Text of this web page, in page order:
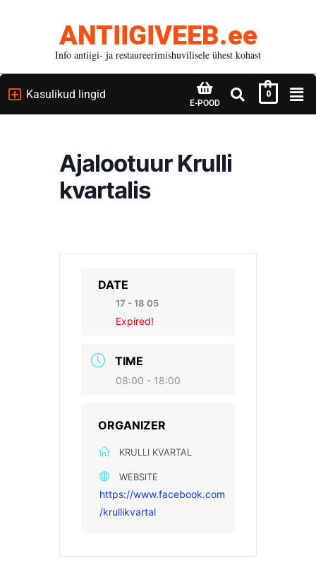
ANTIIGIVEEB.ee
Info antiigi- ja restaureerimishuvilisele ühest kohast
Kasulikud lingid
E-POOD
0
Ajalootuur Krulli
kvartalis
DATE
17 - 18 05
Expired!
TIME
08:00 - 18:00
ORGANIZER
KRULLI KVARTAL
WEBSITE
https://www.facebook.com
/krullikvartal